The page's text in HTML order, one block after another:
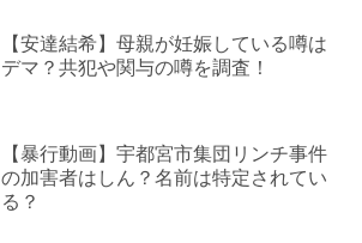
【安達結希】母親が妊娠している噂は
デマ？共犯や関与の噂を調査！
【暴行動画】宇都宮市集団リンチ事件
の加害者はしん？名前は特定されてい
る？